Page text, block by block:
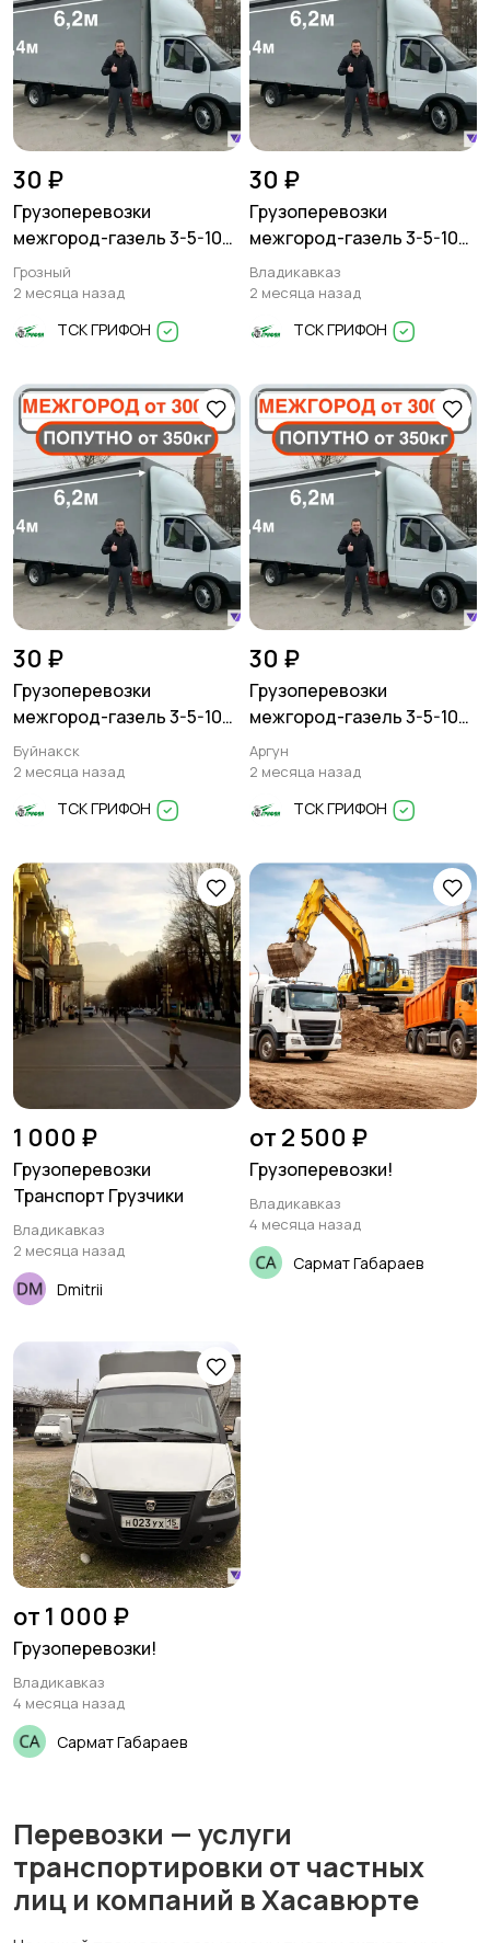
30 ₽
Грузоперевозки
межгород-газель 3-5-10
тонн
Грозный
2 месяца назад
ТСК ГРИФОН
30 ₽
Грузоперевозки
межгород-газель 3-5-10
тонн
Владикавказ
2 месяца назад
ТСК ГРИФОН
30 ₽
Грузоперевозки
межгород-газель 3-5-10
тонн
Буйнакск
2 месяца назад
ТСК ГРИФОН
30 ₽
Грузоперевозки
межгород-газель 3-5-10
тонн
Аргун
2 месяца назад
ТСК ГРИФОН
1 000 ₽
Грузоперевозки
Транспорт Грузчики
Владикавказ
2 месяца назад
Dmitrii
от 2 500 ₽
Грузоперевозки!
Владикавказ
4 месяца назад
Сармат Габараев
от 1 000 ₽
Грузоперевозки!
Владикавказ
4 месяца назад
Сармат Габараев
Перевозки — услуги
транспортировки от частных
лиц и компаний в Хасавюрте